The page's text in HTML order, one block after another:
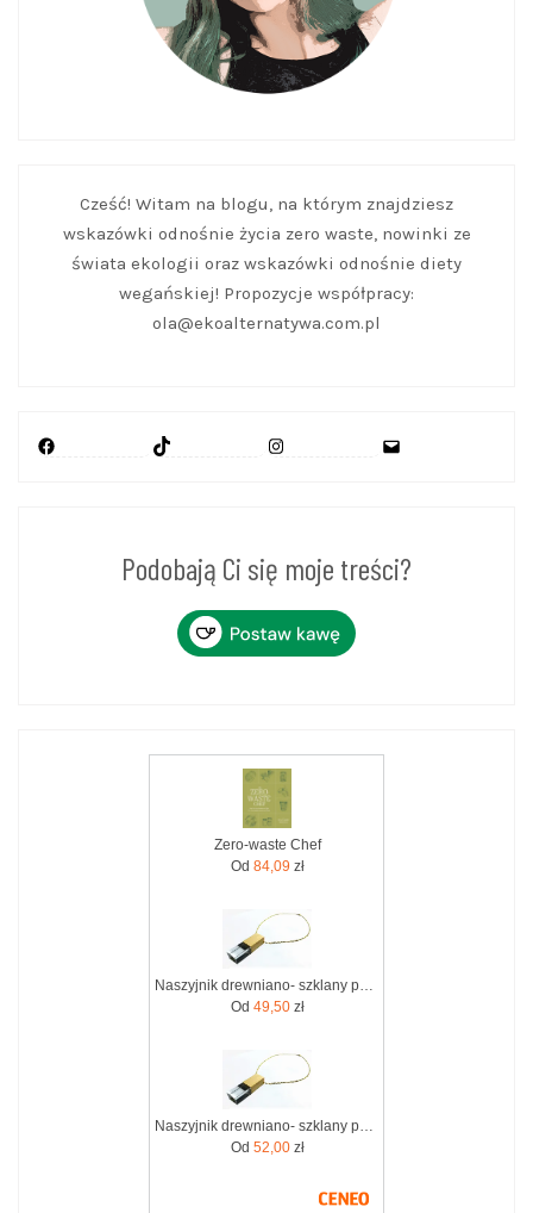
Cześć! Witam na blogu, na którym znajdziesz
wskazówki odnośnie życia zero waste, nowinki ze
świata ekologii oraz wskazówki odnośnie diety
wegańskiej! Propozycje współpracy:
ola@ekoalternatywa.com.pl
Facebook
TikTok
Instagram
Mail
Podobają Ci się moje treści?
Zero-waste Chef
Od 84,09 zł
Naszyjnik drewniano- szklany pendrive 16GB dla fanów Zero Waste
Od 49,50zł
Naszyjnik drewniano- szklany pendrive 32GB dla fanów Zero Waste
Od 52,00zł